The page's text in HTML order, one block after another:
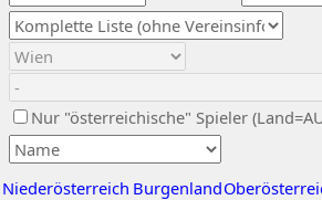
Nur "österreichische" Spieler
Niederösterreich Burgenland